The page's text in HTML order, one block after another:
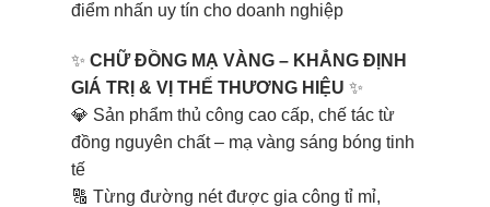
điểm nhấn uy tín cho doanh nghiệp
✨ CHỮ ĐỒNG MẠ VÀNG – KHẲNG ĐỊNH
GIÁ TRỊ & VỊ THẾ THƯƠNG HIỆU ✨
💎 Sản phẩm thủ công cao cấp, chế tác từ
đồng nguyên chất – mạ vàng sáng bóng tinh
tế
🔠 Từng đường nét được gia công tỉ mỉ,